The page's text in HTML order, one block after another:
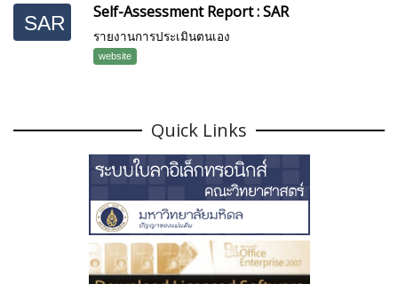
SAR
Self-Assessment Report : SAR
รายงานการประเมินตนเอง
website
Quick Links